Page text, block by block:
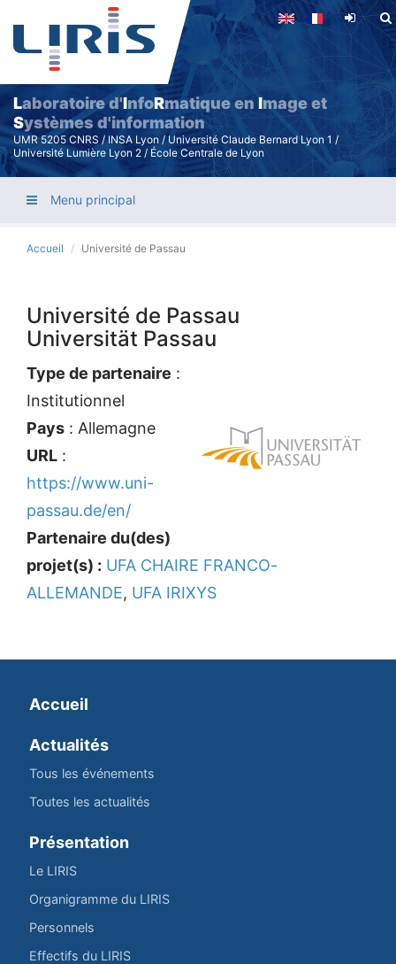
Aller
contenu
principal
Laboratoire d'InfoRmatique enImage et
Systèmes d'information
UMR 5205 CNRS / INSA Lyon / Université Claude Bernard Lyon 1 /
Université Lumière Lyon 2 / École Centrale de Lyon
Menu principal
Accueil Université de Passau
Université de Passau
Universität Passau
Type de partenaire :
Institutionnel
Pays : Allemagne
URL :
https://www.uni-
passau.de/en/
Partenaire du(des)
projet(s) : UFA CHAIRE FRANCO-
ALLEMANDE, UFA IRIXYS
Accueil
Actualités
Tous les événements
Toutes les actualités
Présentation
Le LIRIS
Organigramme du LIRIS
Personnels
Effectifs du LIRIS